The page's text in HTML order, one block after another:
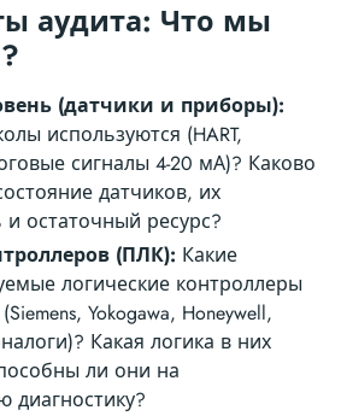
аудита: Что мы
(датчики и приборы):
используются (HART,
сигналы 4-20 мА)? Каково
датчиков, их
остаточный ресурс?
(ПЛК): Какие
логические контроллеры
Yokogawa, Honeywell,
Какая логика в них
ли они на
диагностику?